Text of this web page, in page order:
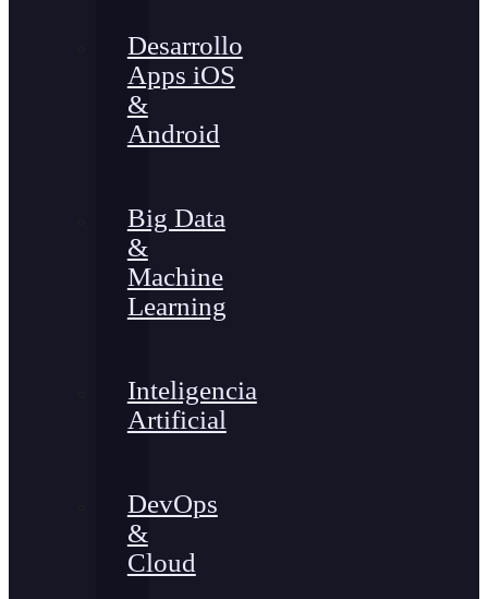
Desarrollo
Apps iOS
&
Android
Big Data
&
Machine
Learning
Inteligencia
Artificial
DevOps
&
Cloud